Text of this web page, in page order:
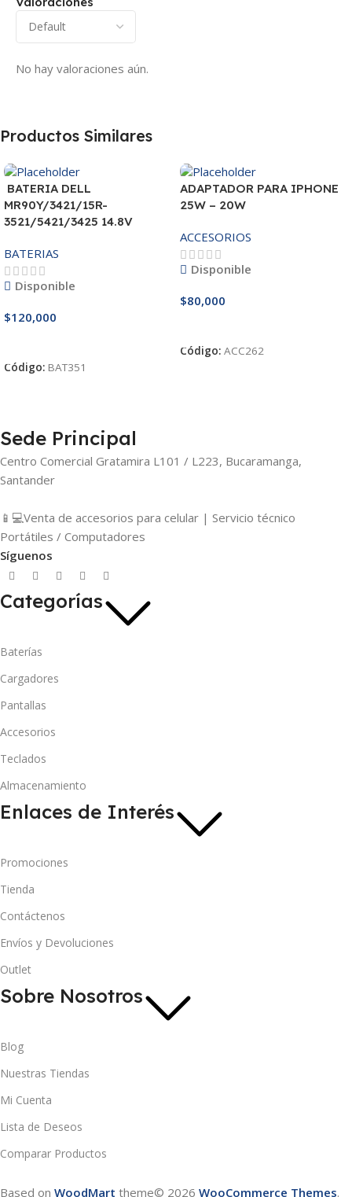
No hay valoraciones aún.
Productos Similares
BATERIA DELL
MR90Y/3421/15R-
3521/5421/3425 14.8V
BATERIAS
Disponible
$120,000
Código: BAT351
ADAPTADOR PARA IPHONE
25W – 20W
ACCESORIOS
Disponible
$80,000
Código: ACC262
Sede Principal
Centro Comercial Gratamira L101 / L223, Bucaramanga,
Santander
📱💻Venta de accesorios para celular | Servicio técnico
Portátiles / Computadores
Síguenos
Categorías
Baterías
Cargadores
Pantallas
Accesorios
Teclados
Almacenamiento
Enlaces de Interés
Promociones
Tienda
Contáctenos
Envíos y Devoluciones
Outlet
Sobre Nosotros
Blog
Nuestras Tiendas
Mi Cuenta
Lista de Deseos
Comparar Productos
Based on WoodMart theme© 2026 WooCommerce Themes.